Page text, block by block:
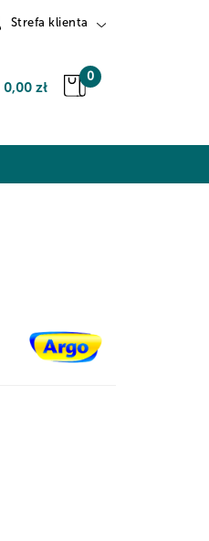
Strefa klienta
Zaloguj się
Zarejestruj się
0,00 zł
0